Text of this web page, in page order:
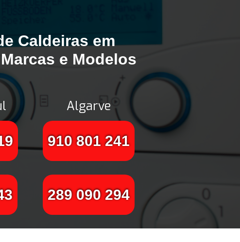
Caldeiras em
e Modelos
Algarve
910 801 241
289 090 294